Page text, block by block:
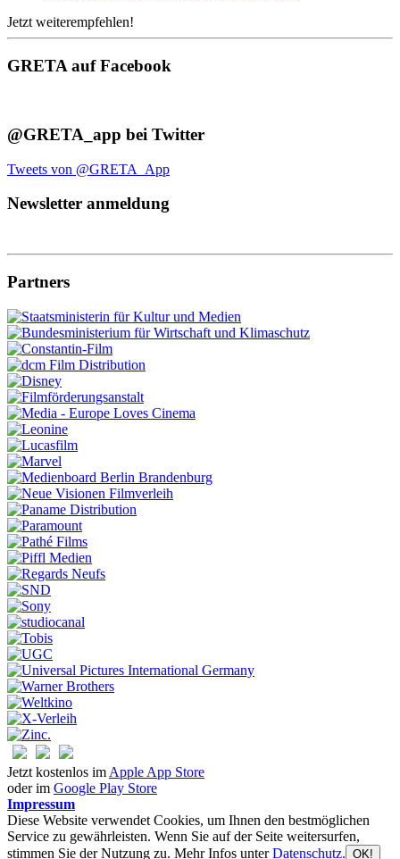
Jetzt weiterempfehlen!
GRETA auf Facebook
@GRETA_app bei Twitter
Tweets von @GRETA_App
Newsletter anmeldung
Partners
Jetzt kostenlos im Apple App Store
oder im Google Play Store
Impressum
Diese Website verwendet Cookies, um Ihnen den bestmöglichen
Service zu gewährleisten. Wenn Sie auf der Seite weitersurfen,
stimmen Sie der Nutzung zu. Mehr Infos unterDatenschutz. OK!